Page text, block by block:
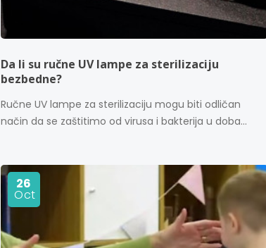
Da li su ručne UV lampe za sterilizaciju
bezbedne?
Ručne UV lampe za sterilizaciju mogu biti odličan
način da se zaštitimo od virusa i bakterija u doba...
26
Oct